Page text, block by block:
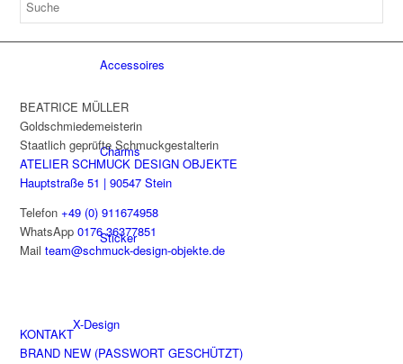
Accessoires
Charms
Sticker
X-Design
BEATRICE MÜLLER
Goldschmiedemeisterin
Staatlich geprüfte Schmuckgestalterin
ATELIER SCHMUCK DESIGN OBJEKTE
Hauptstraße 51 | 90547 Stein
Telefon+49 (0) 911674958
WhatsApp0176 36377851
Mailteam@schmuck-design-objekte.de
KONTAKT
BRAND NEW (PASSWORT GESCHÜTZT)